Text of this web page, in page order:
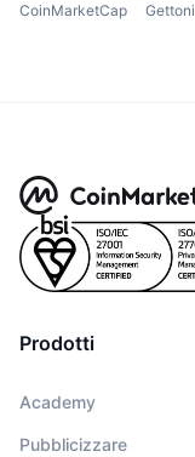
CoinMarketCap Gettoni
Prodotti
Academy
Pubblicizzare